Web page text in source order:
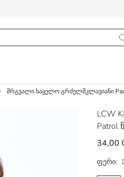
მრგვალი საყელო გრძელმკლავიანი
LCW
Patrol
34,00
ფერი: